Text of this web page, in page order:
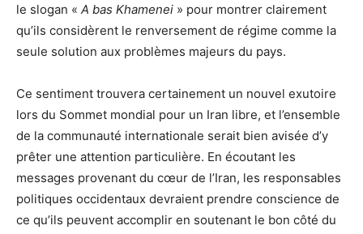
le slogan « A bas Khamenei » pour montrer clairement
qu’ils considèrent le renversement de régime comme la
seule solution aux problèmes majeurs du pays.
Ce sentiment trouvera certainement un nouvel exutoire
lors du Sommet mondial pour un Iran libre, et l’ensemble
de la communauté internationale serait bien avisée d’y
prêter une attention particulière. En écoutant les
messages provenant du cœur de l’Iran, les responsables
politiques occidentaux devraient prendre conscience de
ce qu’ils peuvent accomplir en soutenant le bon côté du